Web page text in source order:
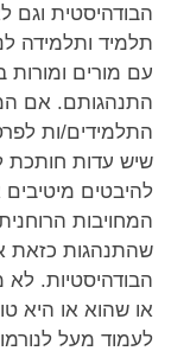
הבודהיסטית וגם
תלמיד ותלמידה
עם מורים ומורות
התנהגותם. אם
התלמידים/ות
שיש עדות חותכת
להיבטים
המחויבות
שהתנהגות כזאת
הבודהיסטיות. לא
או שהוא או היא
לעמוד מעל